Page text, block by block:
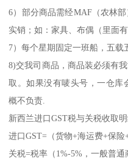
6）部分商品需经MAF（农林
实销；如：家具、布偶（里面
7）每个星期固定一班船，五载
8)交我司商品，商品装必须有
取。如果没有唛头号，一仓库
概不负责.
新西兰进口GST税与关税收取明
进口GST=（货物+海运费+保险
关税=税率（1%-5%，一般普